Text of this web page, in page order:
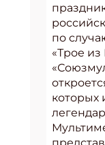
по
«Трое
которых